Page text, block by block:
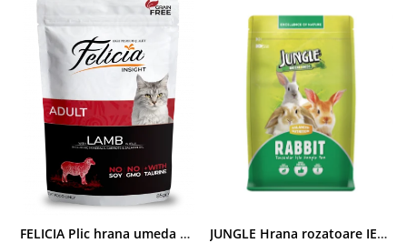
FELICIA Plic hrana umeda pentru pisici adulte, cu Miel, Set 12x85g JUNGLE Hrana rozatoare IEPURI 500g